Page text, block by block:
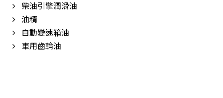
柴油引擎潤滑油
油精
自動變速箱油
車用齒輪油